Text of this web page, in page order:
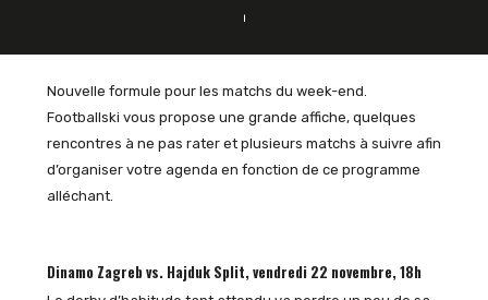
Nouvelle formule pour les matchs du week-end.
Footballski vous propose une grande affiche, quelques
rencontres à ne pas rater et plusieurs matchs à suivre afin
d’organiser votre agenda en fonction de ce programme
alléchant.
Dinamo Zagreb vs. Hajduk Split, vendredi 22 novembre, 18h